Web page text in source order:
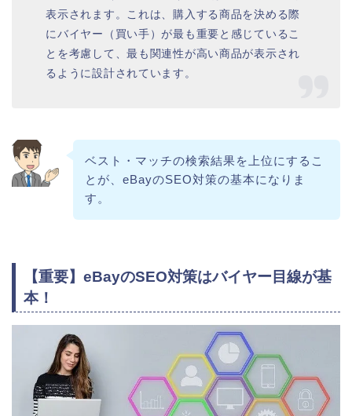
表示されます。これは、購入する商品を決める際
にバイヤー（買い手）が最も重要と感じているこ
とを考慮して、最も関連性が高い商品が表示され
るように設計されています。
ベスト・マッチの検索結果を上位にするこ
とが、eBayのSEO対策の基本になりま
す。
【重要】eBayのSEO対策はバイヤー目線が基
本！